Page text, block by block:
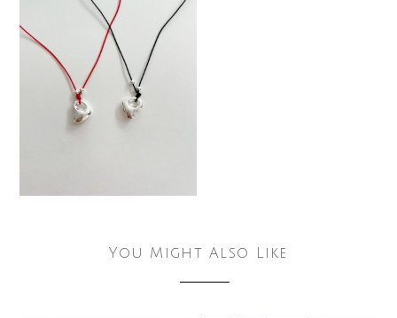
You Might Also Like